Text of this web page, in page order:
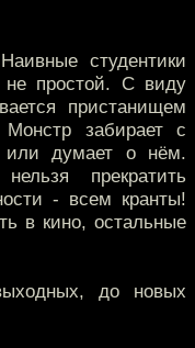
студентики
простой. С виду
пристанищем
забирает с
или думает о нём.
прекратить
- всем кранты!
в кино, остальные
до новых